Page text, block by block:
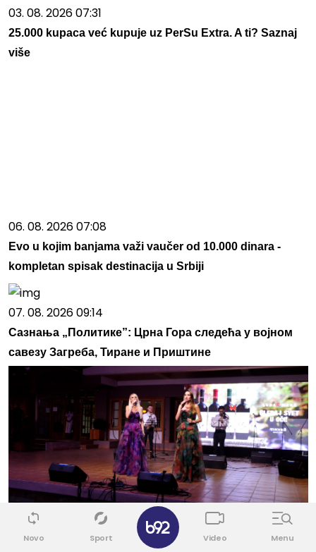
03. 08. 2026 07:31
25.000 kupaca već kupuje uz PerSu Extra. A ti? Saznaj
više
06. 08. 2026 07:08
Evo u kojim banjama važi vaučer od 10.000 dinara -
kompletan spisak destinacija u Srbiji
07. 08. 2026 09:14
Сазнања „Политике”: Црна Гора следећа у војном
савезу Загреба, Тиране и Приштине
08. 08. 2026 10:53
Сестре Гобовић: Традиција може да звучи модерно,
Novo Sport Video Menu